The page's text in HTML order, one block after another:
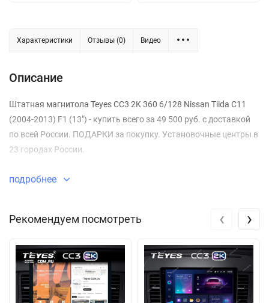
Характеристики Отзывы (0) Видео
Описание
Штатная магнитола Teyes CC3 2K 360 6/128 Nissan Tiida C11
(2004-2013) F1 (13") - купить всего за 49 500 руб. с доставкой
по всей России. ПОДАРКИ за покупку. Установочные центры в
23 городах России.
подробнее
Рекомендуем посмотреть ‹ ›